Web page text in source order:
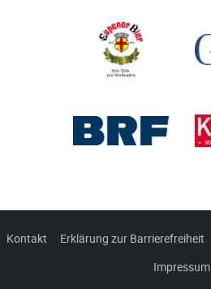
Kontakt Erklärung zur Barrierefreiheit
Impressum